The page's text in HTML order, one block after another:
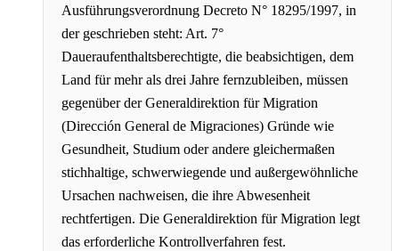
Ausführungsverordnung Decreto N° 18295/1997, in
der geschrieben steht: Art. 7°
Daueraufenthaltsberechtigte, die beabsichtigen, dem
Land für mehr als drei Jahre fernzubleiben, müssen
gegenüber der Generaldirektion für Migration
(Dirección General de Migraciones) Gründe wie
Gesundheit, Studium oder andere gleichermaßen
stichhaltige, schwerwiegende und außergewöhnliche
Ursachen nachweisen, die ihre Abwesenheit
rechtfertigen. Die Generaldirektion für Migration legt
das erforderliche Kontrollverfahren fest.